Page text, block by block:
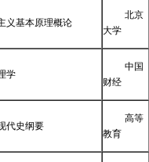
义基本原理概论
北京
大学
学
中国
财经
代史纲要
高等
教育